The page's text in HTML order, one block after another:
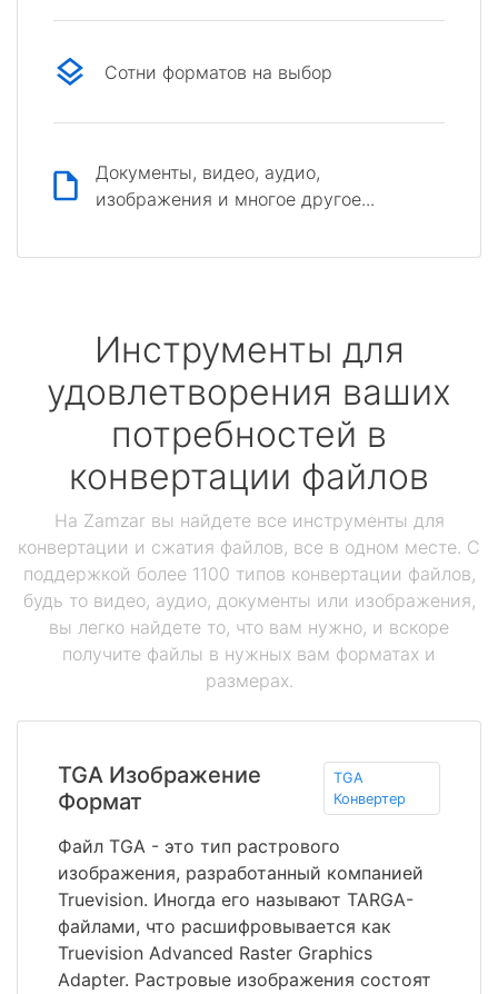
Сотни форматов на выбор
Документы, видео, аудио,
изображения и многое другое...
Инструменты для
удовлетворения ваших
потребностей в
конвертации файлов
На Zamzar вы найдете все инструменты для
конвертации и сжатия файлов, все в одном месте. С
поддержкой более 1100 типов конвертации файлов,
будь то видео, аудио, документы или изображения,
вы легко найдете то, что вам нужно, и вскоре
получите файлы в нужных вам форматах и
размерах.
TGA Изображение
Формат
TGA
Конвертер
Файл TGA - это тип растрового
изображения, разработанный компанией
Truevision. Иногда его называют TARGA-
файлами, что расшифровывается как
Truevision Advanced Raster Graphics
Adapter. Растровые изображения состоят